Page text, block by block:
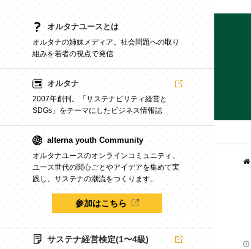
オルタナユースとは
オルタナの姉妹メディア。社会問題への取り
組みを若者の視点で発信
オルタナ
2007年創刊。「サステナビリティ経営と
SDGs」をテーマにしたビジネス情報誌
alterna youth Community
オルタナユースのオンラインコミュニティ。
ユース世代の関心ごとやアイデアを集めて実
践し、サステナの潮流をつくります。
参加はこちら
サステナ経営検定(1〜4級)